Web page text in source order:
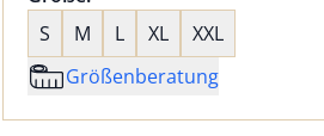
nichts ausgewählt
S
M L XL
XXL
Größenberatung